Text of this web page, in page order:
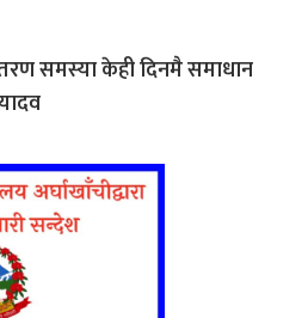
समस्या केही दिनमै समाधान